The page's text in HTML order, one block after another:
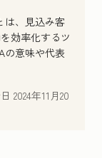
は、見込み客
効率化するツ
の意味や代表
2024年11月20